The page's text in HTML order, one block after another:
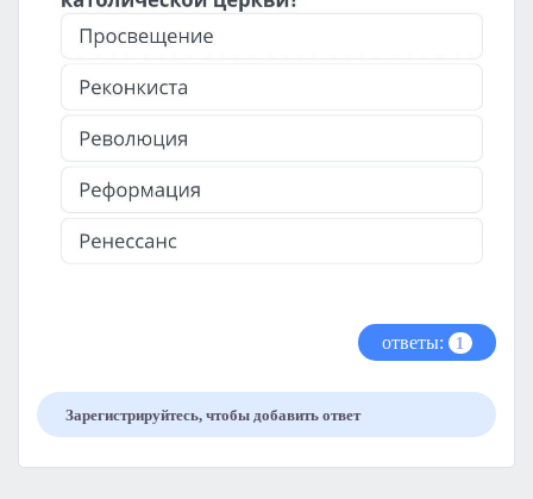
ответы: 1
Зарегистрируйтесь, чтобы добавить ответ